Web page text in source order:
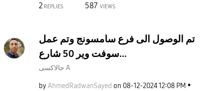
2 REPLIES 587 VIEWS
تم الوصول الى فرع سامسونج وتم عمل
سوفت وير 50 شارع...
جالاكسى A
byAhmedRadwanSayed on ‎08-12-202412:08 PM